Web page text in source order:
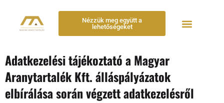
Nézzük meg együtt a
lehetőségeket
Adatkezelési tájékoztató a Magyar
Aranytartalék Kft. álláspályázatok
elbírálása során végzett adatkezelésről